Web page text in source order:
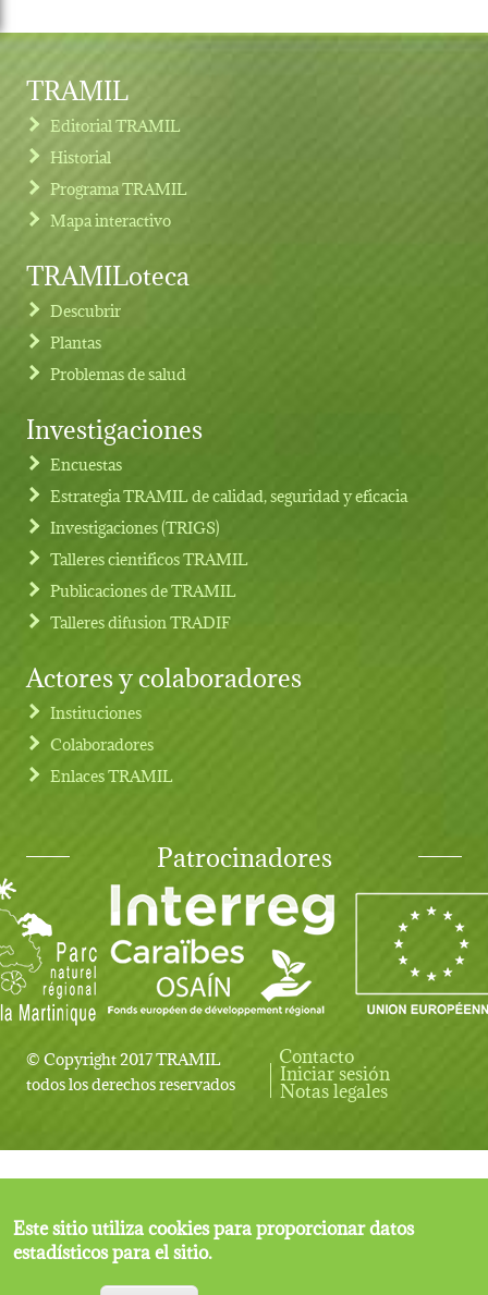
Footer menu
TRAMIL
Editorial TRAMIL
Historial
Programa TRAMIL
Mapa interactivo
TRAMILoteca
Descubrir
Plantas
Problemas de salud
Investigaciones
Encuestas
Estrategia TRAMIL de calidad, seguridad y eficacia
Investigaciones (TRIGS)
Talleres cientificos TRAMIL
Publicaciones de TRAMIL
Talleres difusion TRADIF
Actores y colaboradores
Instituciones
Colaboradores
Enlaces TRAMIL
Patrocinadores
© Copyright 2017 TRAMIL
todos los derechos reservados
User account menu
Contacto
Iniciar sesión
Notas legales
Este sitio utiliza cookies para proporcionar datos
estadísticos para el sitio.